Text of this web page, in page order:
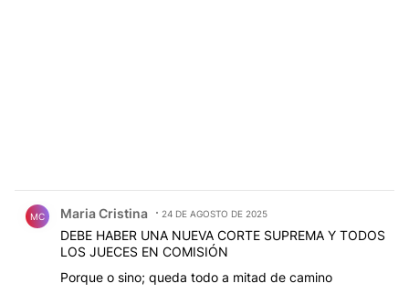
MC Maria Cristina 24 DE AGOSTO DE 2025
DEBE HABER UNA NUEVA CORTE SUPREMA Y TODOS
LOS JUECES EN COMISIÓN
Porque o sino; queda todo a mitad de camino